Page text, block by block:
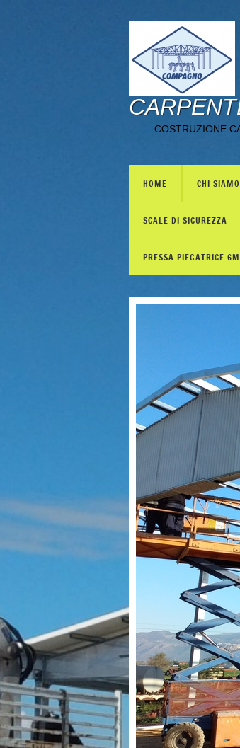
COSTRUZIONE
HOME CHI SIAMO
SCALE DI SICUREZZA
PRESSA PIEGATRICE